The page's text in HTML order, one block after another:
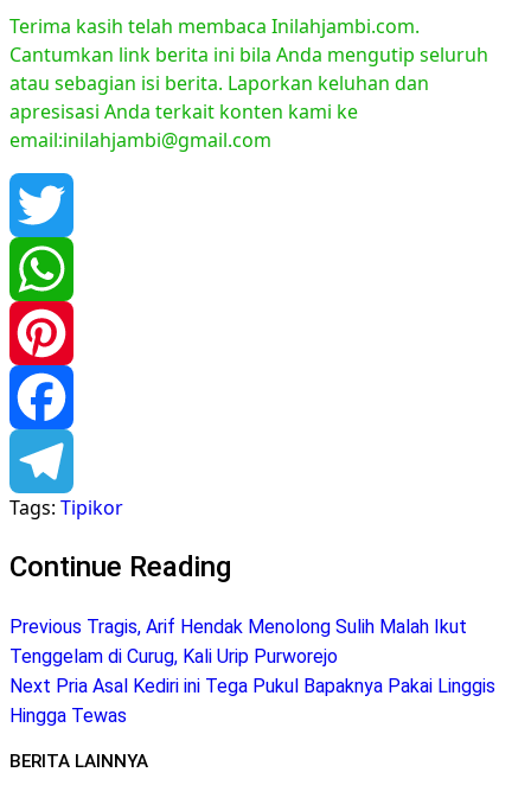
Terima kasih telah membaca Inilahjambi.com.
Cantumkan link berita ini bila Anda mengutip seluruh
atau sebagian isi berita. Laporkan keluhan dan
apresisasi Anda terkait konten kami ke
email:inilahjambi@gmail.com
Twitter
WhatsApp
Pinterest
Facebook
Telegram
Tags: Tipikor
Continue Reading
Previous Tragis, Arif Hendak Menolong Sulih Malah Ikut
Tenggelam di Curug, Kali Urip Purworejo
Next Pria Asal Kediri ini Tega Pukul Bapaknya Pakai Linggis
Hingga Tewas
BERITA LAINNYA